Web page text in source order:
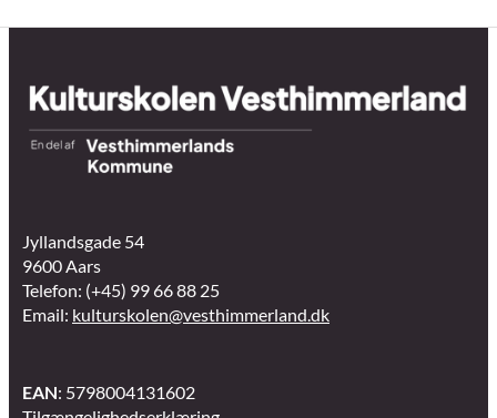
Jyllandsgade 54
9600 Aars
Telefon: (+45) 99 66 88 25
Email: kulturskolen@vesthimmerland.dk
EAN: 5798004131602